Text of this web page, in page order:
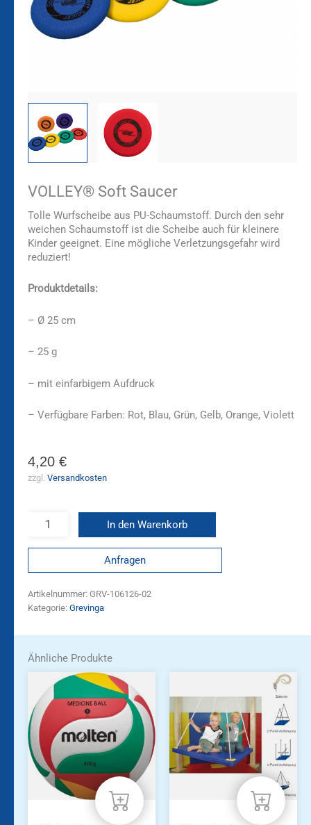
VOLLEY® Soft Saucer
Tolle Wurfscheibe aus PU-Schaumstoff. Durch den sehr
weichen Schaumstoff ist die Scheibe auch für kleinere
Kinder geeignet. Eine mögliche Verletzungsgefahr wird
reduziert!
Produktdetails:
– Ø 25 cm
– 25 g
– mit einfarbigem Aufdruck
– Verfügbare Farben: Rot, Blau, Grün, Gelb, Orange, Violett
4,20 €
zzgl. Versandkosten
In den Warenkorb
Anfragen
Artikelnummer: GRV-106126-02
Kategorie: Grevinga
Ähnliche Produkte